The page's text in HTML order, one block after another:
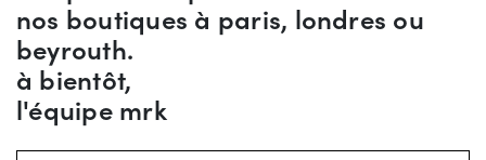
nos boutiques à paris, londres ou
beyrouth.
à bientôt,
l'équipe mrk